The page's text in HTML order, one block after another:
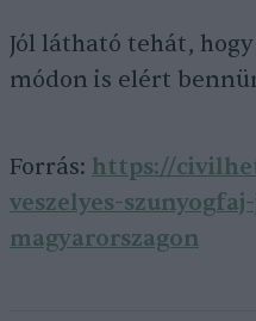
Jól látható tehát,
módon is elért
Forrás: https://
veszelyes-
magyarorszagon